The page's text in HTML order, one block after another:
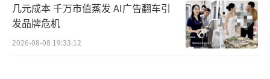
几元成本 千万市值蒸发 AI广告翻车引
发品牌危机
2026-08-08 19:33:12